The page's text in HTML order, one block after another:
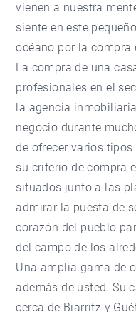
vienen a nuestra
siente en este
océano por la compra
La compra de una
profesionales en el
la agencia
negocio durante
de ofrecer varios
su criterio de compra
situados junto a las
admirar la puesta de
corazón del pueblo
del campo de los
Una amplia gama de
además de usted. Su
cerca de Biarritz y